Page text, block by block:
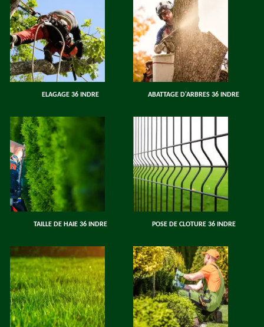
ELAGAGE 36 INDRE ABATTAGE D'ARBRES 36 INDRE
TAILLE DE HAIE 36 INDRE POSE DE CLOTURE 36 INDRE